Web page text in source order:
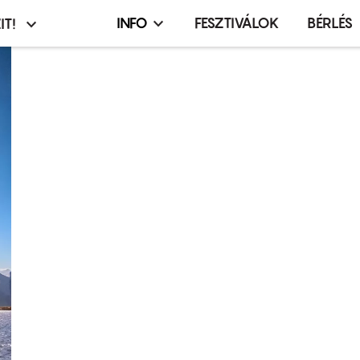
Infó,
INFO FESZTIVÁLOK BÉRLÉS